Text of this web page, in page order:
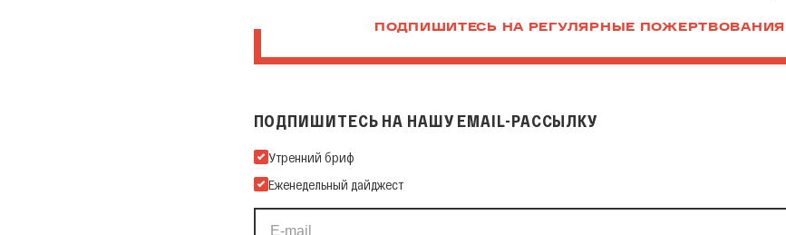
ПОДПИШИТЕСЬ НА РЕГУЛЯРНЫЕ ПОЖЕРТВОВАНИЯ
ПОДПИШИТЕСЬ НА НАШУ EMAIL-РАССЫЛКУ
Подпишитесь на нашу Email-рассылку
Утренний бриф
Еженедельный дайджест